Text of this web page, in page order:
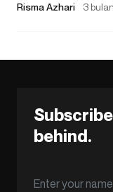
Risma Azhari 3
behind.